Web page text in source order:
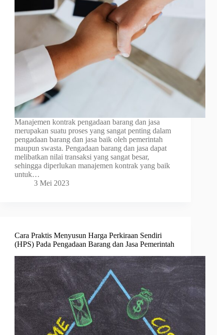
Manajemen kontrak pengadaan barang dan jasa
merupakan suatu proses yang sangat penting dalam
pengadaan barang dan jasa baik oleh pemerintah
maupun swasta. Pengadaan barang dan jasa dapat
melibatkan nilai transaksi yang sangat besar,
sehingga diperlukan manajemen kontrak yang baik
untuk…
3 Mei 2023
Cara Praktis Menyusun Harga Perkiraan Sendiri
(HPS) Pada Pengadaan Barang dan Jasa Pemerintah